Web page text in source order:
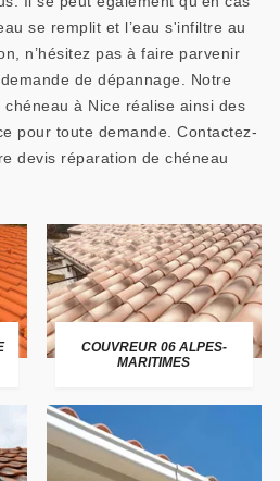
se remplit et l’eau s'infiltre au
n’hésitez pas à faire parvenir
de dépannage. Notre
à Nice réalise ainsi des
pour toute demande. Contactez-
devis réparation de chéneau
COUVREUR 06 ALPES-
MARITIMES